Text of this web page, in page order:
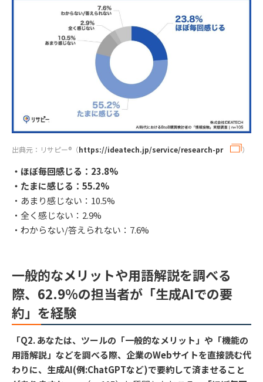
出典元：リサピー®︎（https://ideatech.jp/service/research-pr ）
・ほぼ毎回感じる：23.8%
・たまに感じる：55.2%
・あまり感じない：10.5%
・全く感じない：2.9%
・わからない/答えられない：7.6%
一般的なメリットや用語解説を調べる
際、62.9%の担当者が「生成AIでの要
約」を経験
「Q2. あなたは、ツールの「一般的なメリット」や「機能の
用語解説」などを調べる際、企業のWebサイトを直接読む代
わりに、生成AI(例:ChatGPTなど)で要約して済ませること